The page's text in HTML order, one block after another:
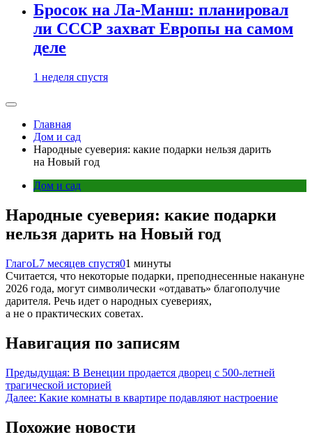
Бросок на Ла-Манш: планировал
ли СССР захват Европы на самом
деле
1 неделя спустя
Главная
Дом и сад
Народные суеверия: какие подарки нельзя дарить
на Новый год
Дом и сад
Народные суеверия: какие подарки
нельзя дарить на Новый год
ГлагоL7 месяцев спустя01 минуты
Считается, что некоторые подарки, преподнесенные накануне
2026 года, могут символически «отдавать» благополучие
дарителя. Речь идет о народных суевериях,
а не о практических советах.
Навигация по записям
Предыдущая: В Венеции продается дворец с 500-летней
трагической историей
Далее: Какие комнаты в квартире подавляют настроение
Похожие новости